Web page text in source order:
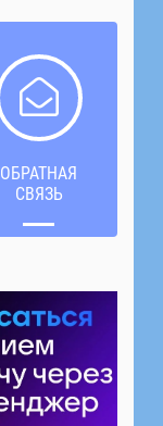
ОБРАТНАЯ
СВЯЗЬ